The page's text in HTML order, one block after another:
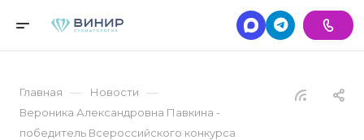
Главная — Новости —
Вероника Александровна Павкина -
победитель Всероссийского конкурса